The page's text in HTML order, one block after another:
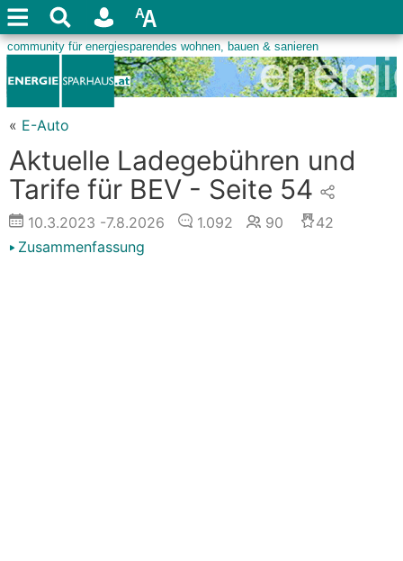
« E-Auto
Aktuelle Ladegebühren und
Tarife für BEV - Seite 54
10.3.2023 -7.8.2026 1.092 90
42
Zusammenfassung